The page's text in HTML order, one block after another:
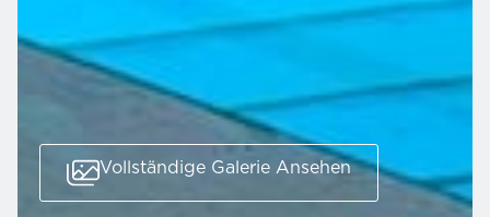
Vollständige Galerie Ansehen